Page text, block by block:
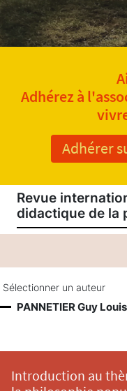
Adhérez à
Adhérer
Revue
didactique de la
Sélectionner un auteur
PANNETIER Guy Louis
Introduction au